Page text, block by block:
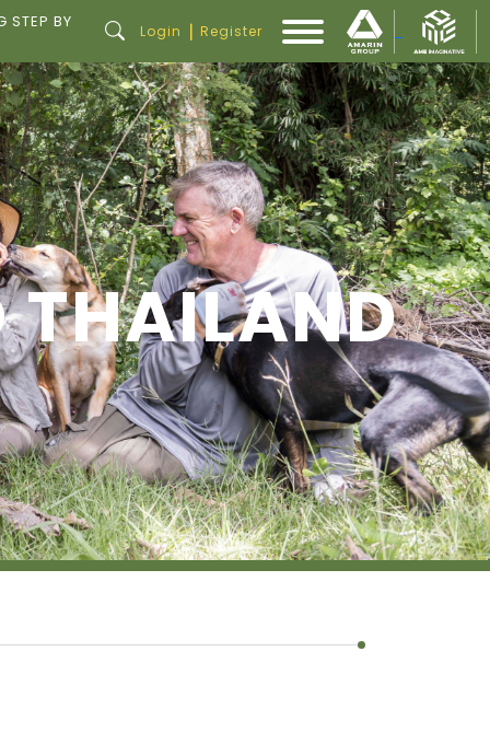
STEP BY Login | Register
THAILAND